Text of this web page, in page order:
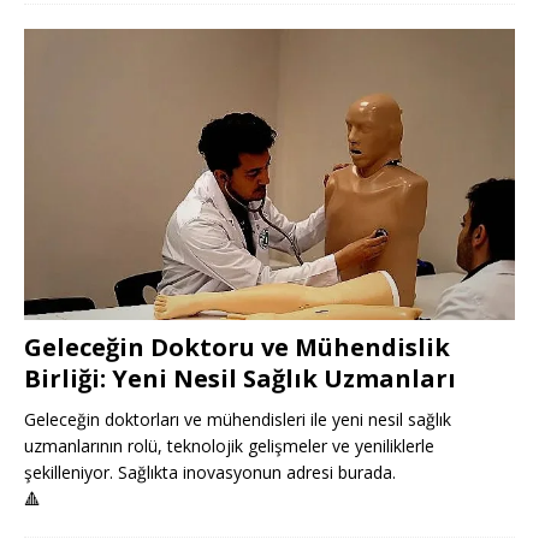
Geleceğin Doktoru ve Mühendislik
Birliği: Yeni Nesil Sağlık Uzmanları
Geleceğin doktorları ve mühendisleri ile yeni nesil sağlık
uzmanlarının rolü, teknolojik gelişmeler ve yeniliklerle
şekilleniyor. Sağlıkta inovasyonun adresi burada.
🔺